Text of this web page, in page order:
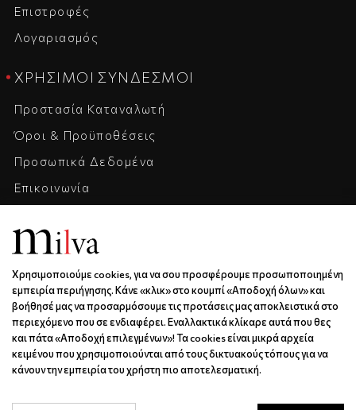
Επιστροφές
Λογαριασμός
ΧΡΉΣΙΜΟΙ ΣΎΝΔΕΣΜΟΙ
Προστασία Καταναλωτή
Όροι & Προϋποθέσεις
Προσωπικά Δεδομένα
Επικοινωνία
Καριέρα
ΕΠΙΚΟΙΝΩΝΊΑ & ΩΡΆΡΙΟ
Ξάνθου 6 | Κως | 85300
6936688501
info@milva.gr
Χρησιμοποιούμε cookies, για να σου προσφέρουμε προσωποποιημένη
εμπειρία περιήγησης. Κάνε «κλικ» στο κουμπί «Αποδοχή όλων» και
βοήθησέ μας να προσαρμόσουμε τις προτάσεις μας αποκλειστικά στο
περιεχόμενο που σε ενδιαφέρει. Εναλλακτικά κλίκαρε αυτά που θες
και πάτα «Αποδοχή επιλεγμένων»! Τα cookies είναι μικρά αρχεία
κειμένου που χρησιμοποιούνται από τους δικτυακούς τόπους για να
κάνουν την εμπειρία του χρήστη πιο αποτελεσματική.